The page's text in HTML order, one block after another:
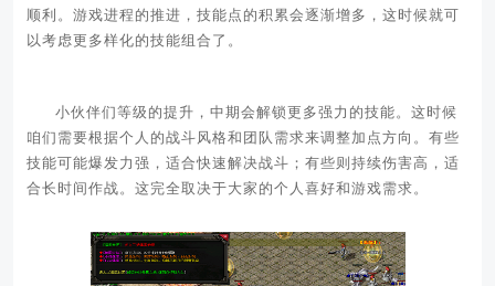
顺利。游戏进程的推进，技能点的积累会逐渐增多，这时候就可
以考虑更多样化的技能组合了。
小伙伴们等级的提升，中期会解锁更多强力的技能。这时候
咱们需要根据个人的战斗风格和团队需求来调整加点方向。有些
技能可能爆发力强，适合快速解决战斗；有些则持续伤害高，适
合长时间作战。这完全取决于大家的个人喜好和游戏需求。